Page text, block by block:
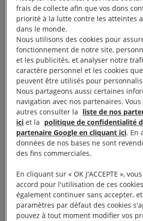
fausses accusations. La famille
nouvelles d’elle depuis février
dernières informations, la santé de
gravement détériorée : il est
demander sa libération immédiate.
Musicienne professionnelle,
consacre sa vie à l’art, mais pas
aussi une militante politique qui
d’expression et le respect des
Bélarus.
Lors de l’élection présidentielle
Kalesnikava avait rejoint la
candidate indépendante à la
frais de collecte afin que vos dons
priorité à la lutte contre les atteintes
dans le monde.
Nous utilisons des cookies pour
fonctionnement de notre site,
et les publicités, et analyser notre
caractère personnel et les cookies
peuvent être utilisés pour
Nous partageons aussi certaines
navigation avec nos partenaires.
autres consulter la liste de nos
ici et la politique de confidentialité
partenaire Google en cliquant ici. En
données de nos bases ne sont
des fins commerciales.
En cliquant sur « OK J'ACCEPTE »,
accord pour l'utilisation de ces
également continuer sans accepter,
paramètres par défaut des cookies
pouvez à tout moment modifier vos